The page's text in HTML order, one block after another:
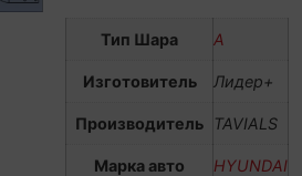
Тип Шара А
Изготовитель Лидер+
Производитель TAVIALS
Марка авто HYUNDAI